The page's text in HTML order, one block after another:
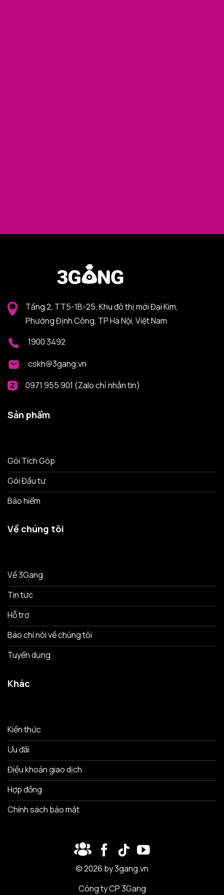
Tầng 2, TT5-1B-25, Khu đô thị mới Đại Kim,
Phường Định Công, TP Hà Nội, Việt Nam
1900 3492
cskh@3gang.vn
0971 955 901 (Zalo chỉ nhắn tin)
Sản phẩm
Gói Tích Góp
Gói Đầu tư
Bảo hiểm
Về chúng tôi
Về 3Gang
Tin tức
Hỗ trợ
Báo chí nói về chúng tôi
Tuyển dụng
Khác
Kiến thức
Ưu đãi
Điều khoản giao dịch
Hợp đồng
Chính sách bảo mật
© 2026 by 3gang.vn
Công ty CP 3Gang